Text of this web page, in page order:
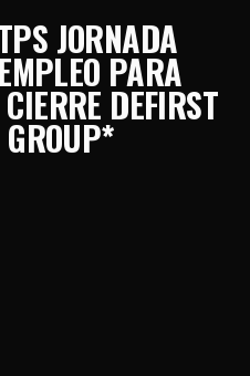
JORNADA
PARA
DEFIRST